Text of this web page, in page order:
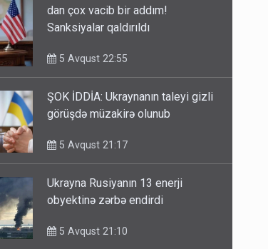
Danışıqlar davam etdikcə, ABŞ-
dan çox vacib bir addım!
ŞOK İDDİA: Ukraynanın taleyi gizli
Ukrayna Rusiyanın 13 enerji